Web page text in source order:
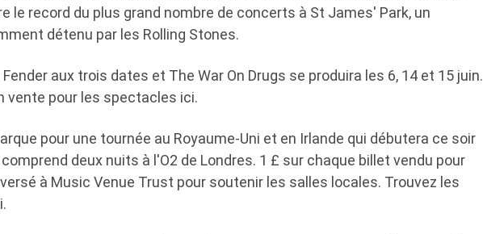
le record du plus grand nombre de concerts à St James' Park, un
détenu par les Rolling Stones.
aux trois dates et The War On Drugs se produira les 6, 14 et 15 juin.
vente pour les spectacles ici.
pour une tournée au Royaume-Uni et en Irlande qui débutera ce soir
deux nuits à l'O2 de Londres. 1 £ sur chaque billet vendu pour
à Music Venue Trust pour soutenir les salles locales. Trouvez les